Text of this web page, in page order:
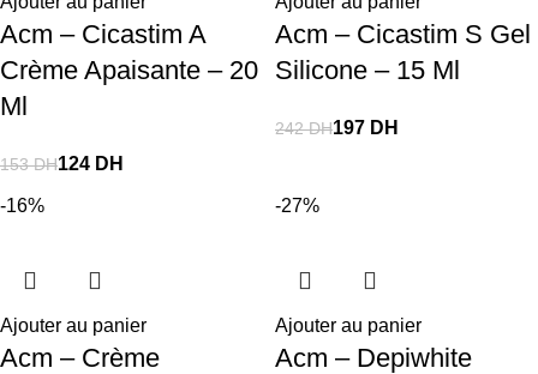
Acm – Cicastim A
Crème Apaisante – 20
Ml
153DH124 DH
Acm – Cicastim S Gel
Silicone – 15 Ml
242DH197 DH
-16%
Ajouter au panier
Acm – Crème
-27%
Ajouter au panier
Acm – Depiwhite